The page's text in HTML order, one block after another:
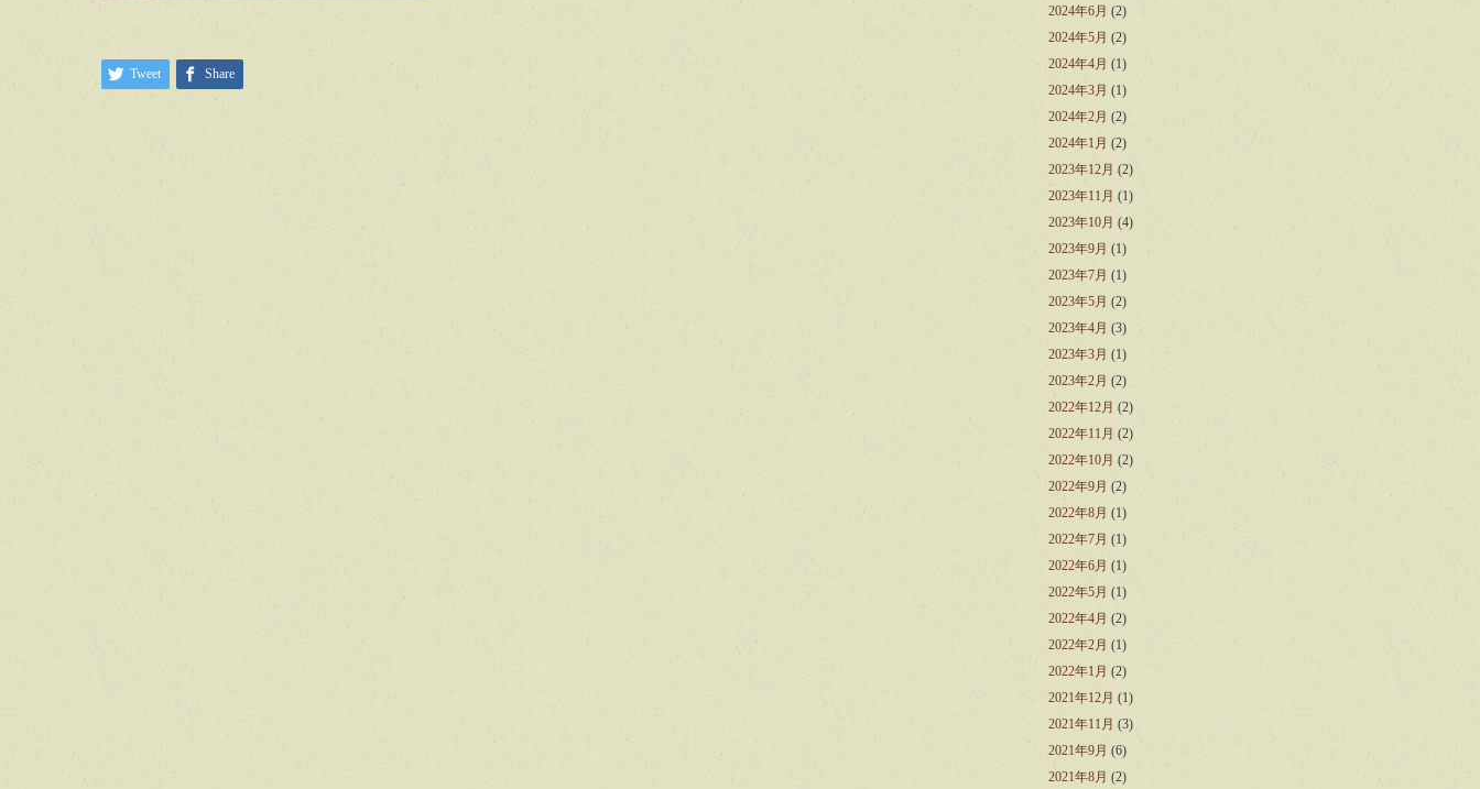
Tweet Share
2024年6月 (2)
2024年5月 (2)
2024年4月 (1)
2024年3月 (1)
2024年2月 (2)
2024年1月 (2)
2023年12月 (2)
2023年11月 (1)
2023年10月 (4)
2023年9月 (1)
2023年7月 (1)
2023年5月 (2)
2023年4月 (3)
2023年3月 (1)
2023年2月 (2)
2022年12月 (2)
2022年11月 (2)
2022年10月 (2)
2022年9月 (2)
2022年8月 (1)
2022年7月 (1)
2022年6月 (1)
2022年5月 (1)
2022年4月 (2)
2022年2月 (1)
2022年1月 (2)
2021年12月 (1)
2021年11月 (3)
2021年9月 (6)
2021年8月 (2)